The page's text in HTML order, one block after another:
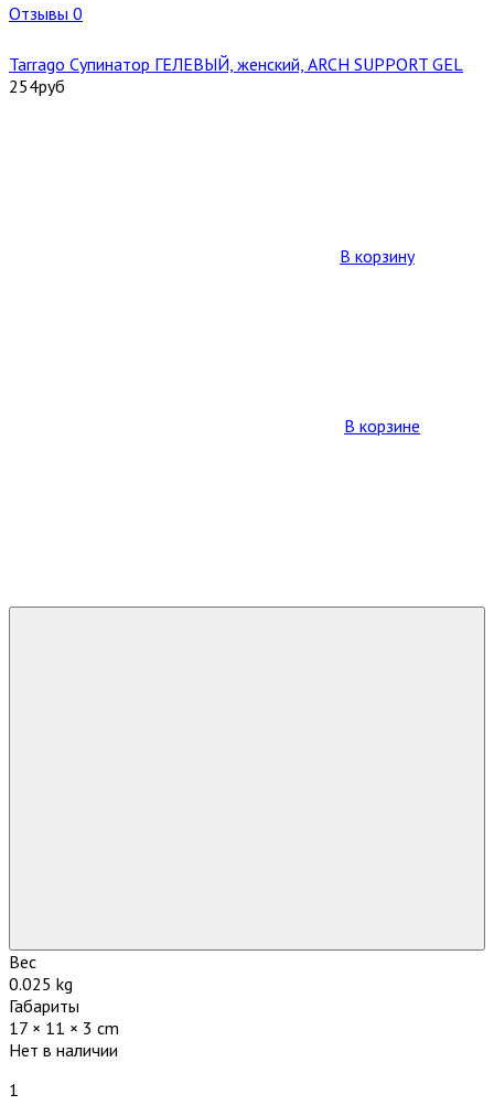
Отзывы 0
Tarrago Cупинатор ГЕЛЕВЫЙ, женский, ARCH SUPPORT GEL
254руб
В корзину
В корзине
Вес
0.025 kg
Габариты
17 × 11 × 3 cm
Нет в наличии
1